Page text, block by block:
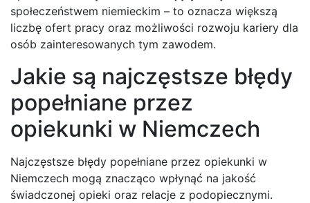
społeczeństwem niemieckim – to oznacza większą
liczbę ofert pracy oraz możliwości rozwoju kariery dla
osób zainteresowanych tym zawodem.
Jakie są najczęstsze błędy
popełniane przez
opiekunki w Niemczech
Najczęstsze błędy popełniane przez opiekunki w
Niemczech mogą znacząco wpłynąć na jakość
świadczonej opieki oraz relacje z podopiecznymi.